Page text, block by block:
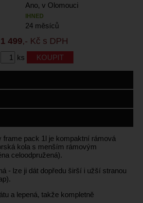
Ano, v Olomouci
IHNED
24 měsíců
1 499,- Kč s DPH
ks
frame pack 1l je kompaktní rámová
kola s menším rámovým
celoodpružená).
- lze ji dát dopředu širší i užší stranou
a lepená, takže kompletně